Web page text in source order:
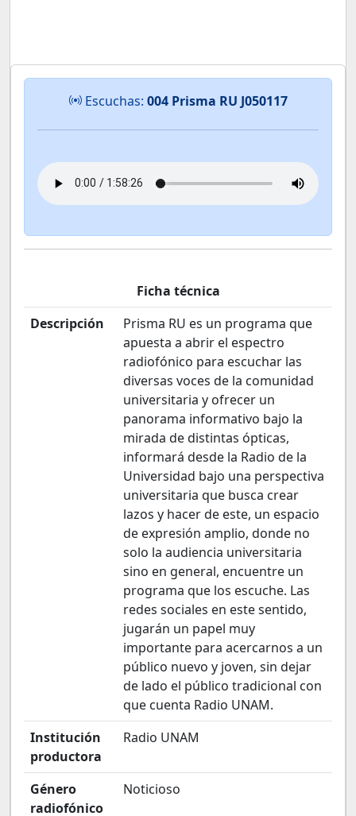
Escuchas: 004 Prisma RU J050117
Ficha técnica
Descripción
Prisma RU es un programa que
apuesta a abrir el espectro
radiofónico para escuchar las
diversas voces de la comunidad
universitaria y ofrecer un
panorama informativo bajo la
mirada de distintas ópticas,
informará desde la Radio de la
Universidad bajo una perspectiva
universitaria que busca crear
lazos y hacer de este, un espacio
de expresión amplio, donde no
solo la audiencia universitaria
sino en general, encuentre un
programa que los escuche. Las
redes sociales en este sentido,
jugarán un papel muy
importante para acercarnos a un
público nuevo y joven, sin dejar
de lado el público tradicional con
que cuenta Radio UNAM.
Institución
productora
Radio UNAM
Género
radiofónico
Noticioso